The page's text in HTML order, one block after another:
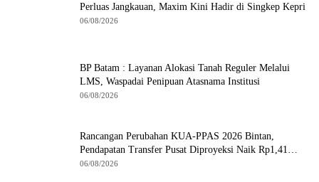
Perluas Jangkauan, Maxim Kini Hadir di Singkep Kepri
06/08/2026
BP Batam : Layanan Alokasi Tanah Reguler Melalui
LMS, Waspadai Penipuan Atasnama Institusi
06/08/2026
Rancangan Perubahan KUA-PPAS 2026 Bintan,
Pendapatan Transfer Pusat Diproyeksi Naik Rp1,41
Miliar
06/08/2026